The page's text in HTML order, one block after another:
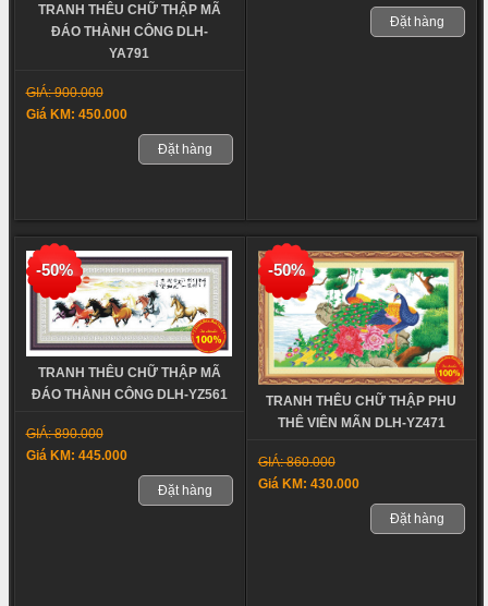
TRANH THÊU CHỮ THẬP MÃ
ĐÁO THÀNH CÔNG DLH-
YA791
GIÁ: 900.000
Giá KM: 450.000
Đặt hàng
Đặt hàng
-50%
TRANH THÊU CHỮ THẬP MÃ
ĐÁO THÀNH CÔNG DLH-YZ561
GIÁ: 890.000
Giá KM: 445.000
Đặt hàng
-50%
TRANH THÊU CHỮ THẬP PHU
THÊ VIÊN MÃN DLH-YZ471
GIÁ: 860.000
Giá KM: 430.000
Đặt hàng